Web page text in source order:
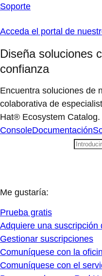
Soporte
Acceda el portal de
Diseña soluciones
confianza
Encuentra soluciones de
colaborativa de
Hat® Ecosystem Catalog.
ConsoleDocumentación
Me gustaría:
Prueba gratis
Adquiere una suscripción
Gestionar suscripciones
Comuníquese con la
Comuníquese con el